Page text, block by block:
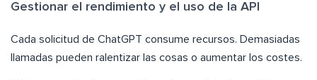
Gestionar el rendimiento y el uso de la API
Cada solicitud de ChatGPT consume recursos. Demasiadas
llamadas pueden ralentizar las cosas o aumentar los costes.